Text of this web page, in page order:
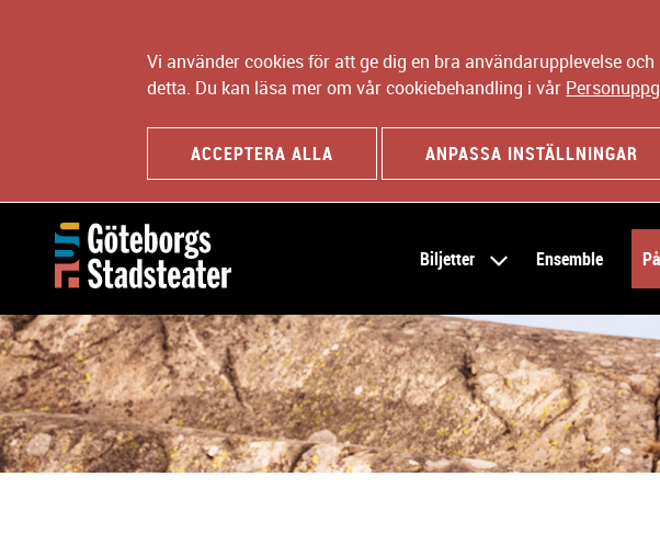
Vi använder cookies för att ge dig en bra användarupplevelse
detta. Du kan läsa mer om vår cookiebehandling i vår
ACCEPTERA ALLA ANPASSA INSTÄLLNINGAR
H
v
u
d
n
a
v
i
Biljetter Ensemble